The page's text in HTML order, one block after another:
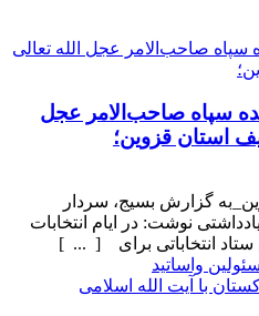
سپاه صاحب‌الامر عجل
استان قزوین؛
گزارش بسیج، سردار
نوشت: در ایام انتخابات
انتخاباتی برای [ ... ]